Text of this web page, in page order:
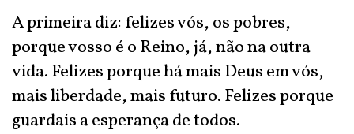
A primeira diz: felizes vós, os pobres,
porque vosso é o Reino, já, não na outra
vida. Felizes porque há mais Deus em vós,
mais liberdade, mais futuro. Felizes porque
guardais a esperança de todos.